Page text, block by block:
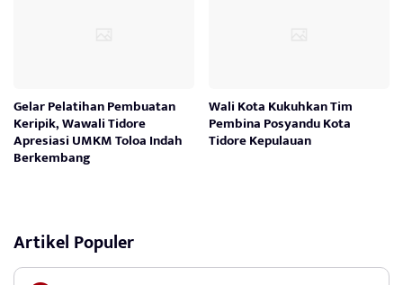
Gelar Pelatihan Pembuatan
Keripik, Wawali Tidore
Apresiasi UMKM Toloa Indah
Berkembang
Wali Kota Kukuhkan Tim
Pembina Posyandu Kota
Tidore Kepulauan
Artikel Populer